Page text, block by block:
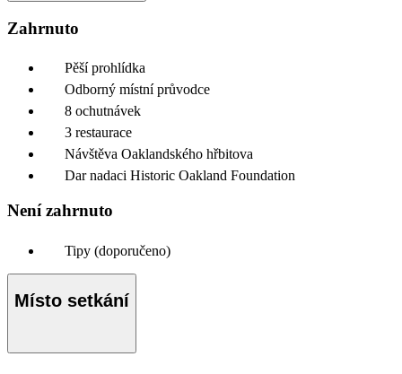
Zahrnuto
Pěší prohlídka
Odborný místní průvodce
8 ochutnávek
3 restaurace
Návštěva Oaklandského hřbitova
Dar nadaci Historic Oakland Foundation
Není zahrnuto
Tipy (doporučeno)
Místo setkání